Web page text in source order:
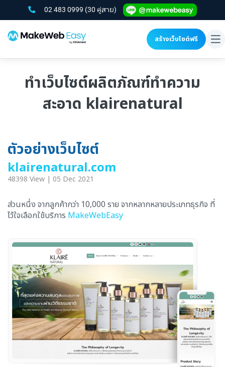
02 483 0999 (30 คู่สาย)
สร้างเว็บไซต์ฟรี
ทำเว็บไซต์ผลิตภัณฑ์ทำความ
สะอาด klairenatural
ตัวอย่างเว็บไซต์
klairenatural.com
48398 View | 05 Dec 2021
ส่วนหนึ่ง จากลูกค้ากว่า 10,000 ราย จากหลากหลายประเภทธุรกิจ ที่
ไว้ใจเลือกใช้บริการ MakeWebEasy